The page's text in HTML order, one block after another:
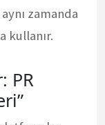
zamanda
kullanır.
PR